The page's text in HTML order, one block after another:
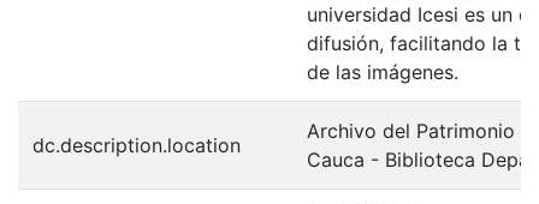
universidad Icesi es un
difusión, facilitando la
de las imágenes.
dc.description.location
Archivo del Patrimonio
Cauca - Biblioteca